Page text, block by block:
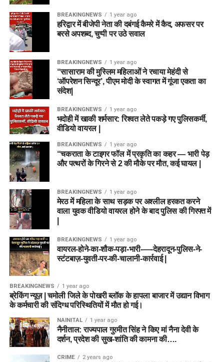
BREAKINGNEWS 1 year ago
हरिद्वार में बीजेपी नेता की दबंगई कैमरे में कैद, अफसर पर
बरसे अपशब्द, चुप्पी पर उठे सवाल
BREAKINGNEWS 1 year ago
“सासाराम की मुस्लिम महिलाओं ने रचाया मेहंदी से
‘ऑपरेशन सिन्दूर’, पीएम मोदी के स्वागत में गूंजा एकता का
संदेश|
BREAKINGNEWS 1 year ago
भदोही में खाकी शर्मसार: रिश्वत लेते पकड़े गए पुलिसकर्मी,
वीडियो वायरल |
BREAKINGNEWS 1 year ago
“चकराता के टाइगर फॉल में प्रकृति का कहर — भारी पेड़
और पत्थरों के गिरने से 2 की मौके पर मौत, कई घायल |
BREAKINGNEWS 1 year ago
मेरठ में महिला के साथ सड़क पर अश्लील हरकत करने
वाला युवक वीडियो वायरल होने के बाद पुलिस की गिरफ्त में
BREAKINGNEWS 1 year ago
वायरल-होने-का-शौक-पड़ा-भारी-—-देहरादून-पुलिस-ने-
स्टंटबाज़-युवती-पर-की-चालानी-कार्रवाई |
BREAKINGNEWS 1 year ago
ब्रेकिंग न्यूज़ | चमोली जिले के पोखरी ब्लॉक के हापला बाजार में उद्यान विभाग
के कर्मचारी की संदिग्ध परिस्थितियों में मौत हो गई।
NAINITAL 1 year ago
नैनीताल: राज्यपाल गुरमीत सिंह ने किए मां नैना देवी के
दर्शन, प्रदेश की सुख-शांति की कामना की….
CRIME 2 years ago